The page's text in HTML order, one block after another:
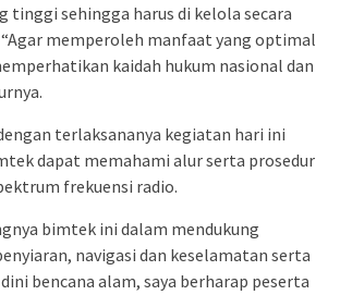
tinggi sehingga harus di kelola secara
memperoleh manfaat yang optimal
kaidah hukum nasional dan
terlaksananya kegiatan hari ini
dapat memahami alur serta prosedur
frekuensi radio.
bimtek ini dalam mendukung
navigasi dan keselamatan serta
bencana alam, saya berharap peserta